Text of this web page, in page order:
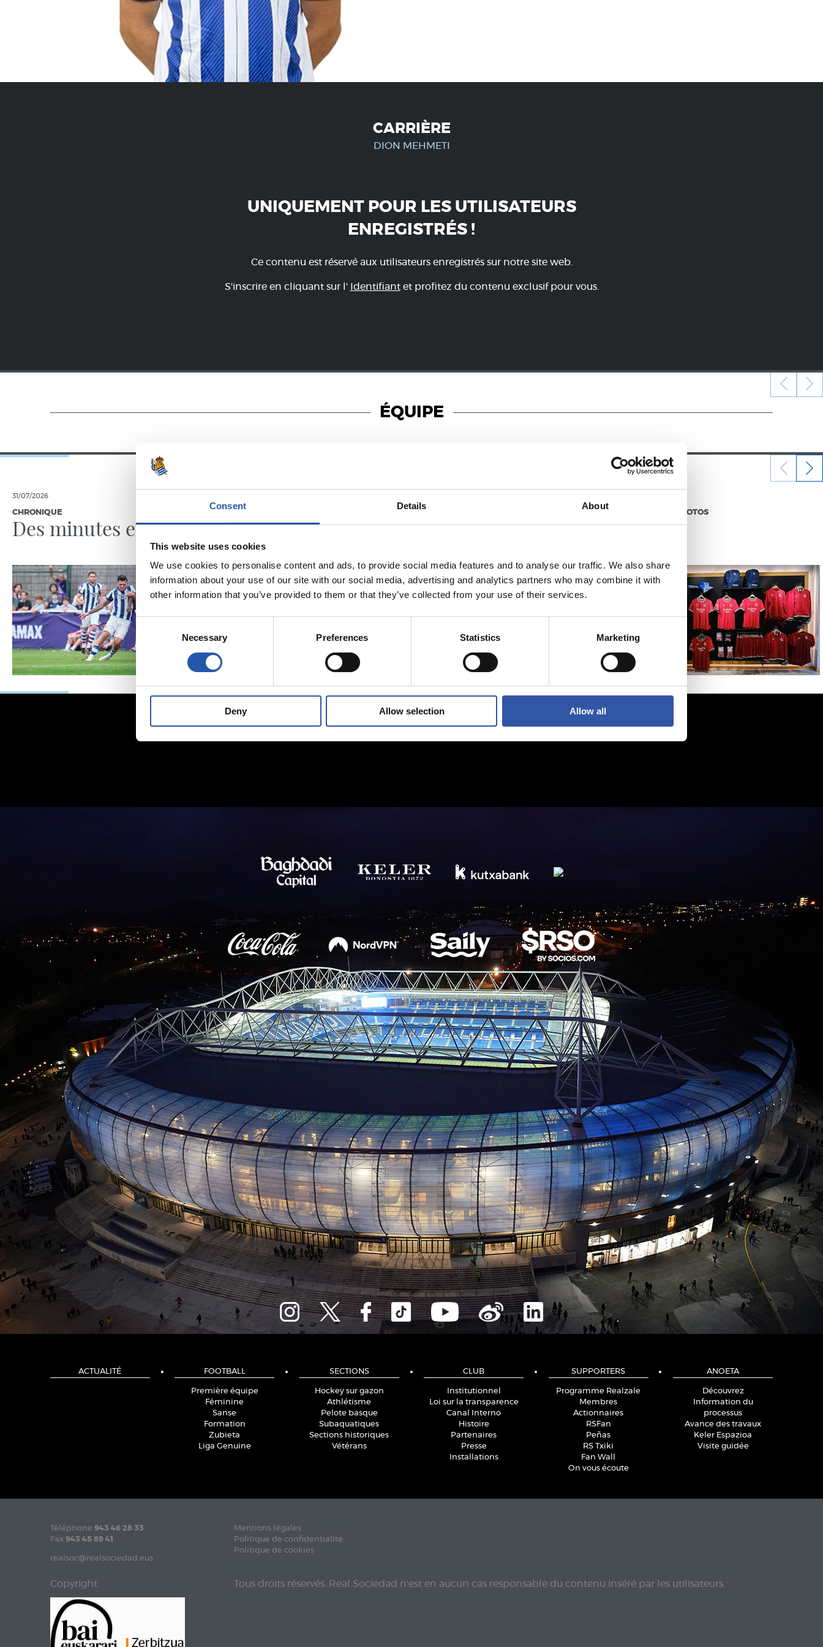
Consent Details About
This website uses cookies
We use cookies to personalise content and ads, to provide social media features and to analyse our traffic. We also share
information about your use of our site with our social media, advertising and analytics partners who may combine it with
other information that you’ve provided to them or that they’ve collected from your use of their services.
Consent
Selection
Necessary Preferences Statistics Marketing
Deny Allow selection Allow all
CARRIÈRE
DION MEHMETI
UNIQUEMENT POUR LES UTILISATEURS
ENREGISTRÉS !
Ce contenu est réservé aux utilisateurs enregistrés sur notre site web.
S'inscrire en cliquant sur l' Identifiantet profitez du contenu exclusif pour vous.
ÉQUIPE
31/07/2026
CHRONIQUE
Des minutes en plus Une journée avec
Pellegrino Matarazzo
Verrouillé
GALERIE DE PHOTOS
ACTUALITÉ FOOTBALL
Première équipe
Féminine
Sanse
Formation
Zubieta
Liga Genuine
SECTIONS
Hockey sur gazon
Athlétisme
Pelote basque
Subaquatiques
Sections historiques
Vétérans
CLUB
Institutionnel
Loi sur la transparence
Canal Interno
Histoire
Partenaires
Presse
Installations
SUPPORTERS
Programme Realzale
Membres
Actionnaires
RSFan
Peñas
RS Txiki
Fan Wall
On vous écoute
ANOETA
Découvrez
Information du
processus
Avance des travaux
Keler Espazioa
Visite guidée
Téléphone 943 46 28 33
Fax 943 45 89 41
realsoc@realsociedad.eus
Mentions légales
Politique de confidentialité
Politique de cookies
Copyright Tous droits réservés. Real Sociedad n'est en aucun cas responsable du contenu inséré par les utilisateurs.